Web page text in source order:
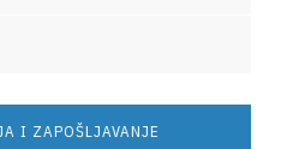
I ZAPOŠLJAVANJE